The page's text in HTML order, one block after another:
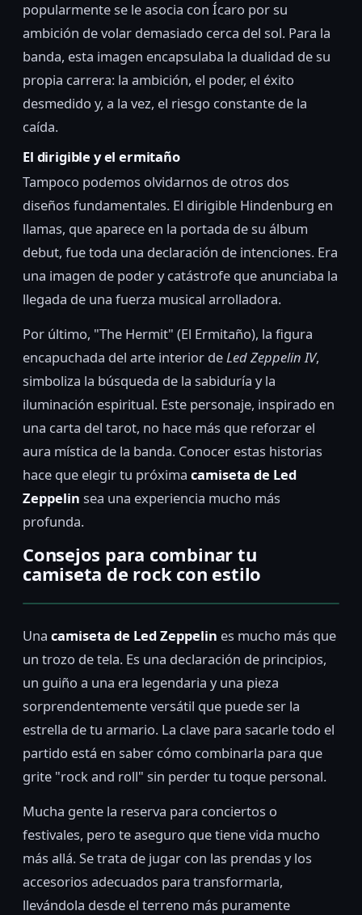
popularmente se le asocia con Ícaro por su
ambición de volar demasiado cerca del sol. Para la
banda, esta imagen encapsulaba la dualidad de su
propia carrera: la ambición, el poder, el éxito
desmedido y, a la vez, el riesgo constante de la
caída.
El dirigible y el ermitaño
Tampoco podemos olvidarnos de otros dos
diseños fundamentales. El dirigible Hindenburg en
llamas, que aparece en la portada de su álbum
debut, fue toda una declaración de intenciones. Era
una imagen de poder y catástrofe que anunciaba la
llegada de una fuerza musical arrolladora.
Por último, "The Hermit" (El Ermitaño), la figura
encapuchada del arte interior deLed Zeppelin IV,
simboliza la búsqueda de la sabiduría y la
iluminación espiritual. Este personaje, inspirado en
una carta del tarot, no hace más que reforzar el
aura mística de la banda. Conocer estas historias
hace que elegir tu próxima camiseta de Led
Zeppelin sea una experiencia mucho más
profunda.
Consejos para combinar tu
camiseta de rock con estilo
Una camiseta de Led Zeppelin es mucho más que
un trozo de tela. Es una declaración de principios,
un guiño a una era legendaria y una pieza
sorprendentemente versátil que puede ser la
estrella de tu armario. La clave para sacarle todo el
partido está en saber cómo combinarla para que
grite "rock and roll" sin perder tu toque personal.
Mucha gente la reserva para conciertos o
festivales, pero te aseguro que tiene vida mucho
más allá. Se trata de jugar con las prendas y los
accesorios adecuados para transformarla,
llevándola desde el terreno más puramente